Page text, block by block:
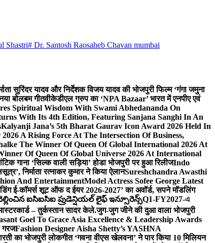
Shastri# Dr. Santosh Raosaheb Chavan mumbai
सुरिंदर यादव और निर्देशक विजय यादव की भोजपुरी फिल्म ‘गंगा जमुना
बोलबम गीतवीकेडीएल ग्रुप का ‘NPA Bazaar’ भारत में एनपीए एवं
Spiritual Wisdom With Swami Abhedananda On
With Its 4th Edition, Featuring Sanjana Sanghi In An
Kalyanji Jana’s 5th Bharat Gaurav Icon Award 2026 Held In
A Rising Force At The Intersection Of Business,
The Winner Of Queen Of Global International 2026 At
Of Queen Of Global Universe 2026 At International
गाना ‘सिल्क वाली सड़िया’ होडा भोजपुरी पर हुआ रिलीजIndo
निर्माता रत्नाकर कुमार ने किया ऐलानSureshchandra Awasthi
And EntertainmentModel Actress Sofee George Latest
ई-कॉमर्स शूट ऑफ द ईयर 2026-2027’ का अवॉर्ड, सपने मॉडलिंग
ఐసిఐసిఐ ప్రుడెన్షియల్ లైఫ్ ఇన్సూరెన్స్Q1-FY2027-এ
– तुर्कस्तान सादर केले.जुग-जुग जीने की दुआ वाला भोजपुरी
Goel To Grace Asia Excellence & Leadership Awards
गरजFashion Designer Aisha Shetty’s YASHNA
का भोजपुरी लोकगीत ‘गवना वीएस खेलवना’ ने पार किया 10 मिलियन